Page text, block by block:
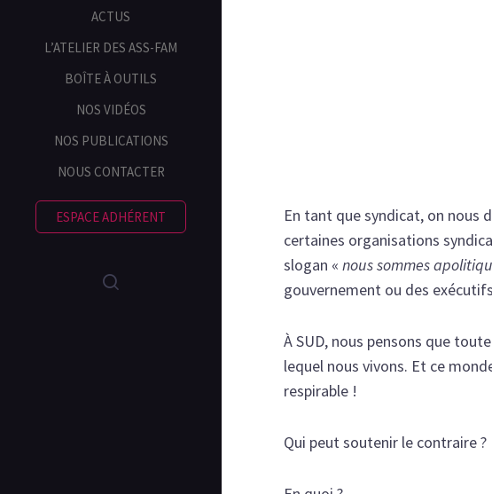
ACTUS
L’ATELIER DES ASS-FAM
BOÎTE À OUTILS
NOS VIDÉOS
NOS PUBLICATIONS
NOUS CONTACTER
ESPACE ADHÉRENT
En tant que syndicat, on nous
certaines organisations
slogan « nous sommes
gouvernement ou des
À SUD, nous pensons que
lequel nous vivons. Et ce
respirable !
Qui peut soutenir le contraire ?